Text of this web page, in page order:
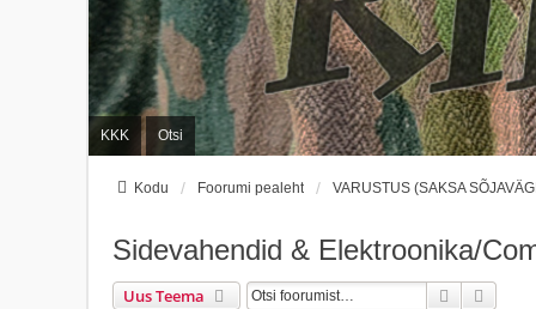
KKK Otsi
Kodu Foorumi pealeht VARUSTUS (SAKSA
Sidevahendid & Elektroonika/
Uus Teema Otsi